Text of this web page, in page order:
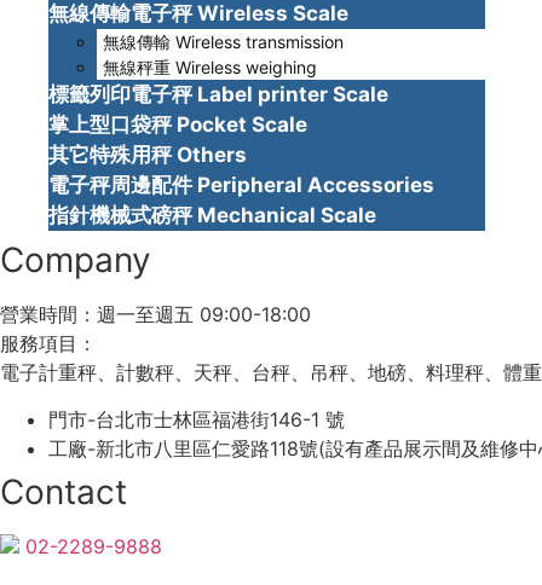
無線傳輸電子秤 Wireless Scale
無線傳輸 Wireless transmission
無線秤重 Wireless weighing
標籤列印電子秤 Label printer Scale
掌上型口袋秤 Pocket Scale
其它特殊用秤 Others
電子秤周邊配件 Peripheral Accessories
指針機械式磅秤 Mechanical Scale
Company
營業時間：週一至週五 09:00-18:00
服務項目：
電子計重秤、計數秤、天秤、台秤、吊秤、地磅、料理秤、體
門市-台北市士林區福港街146-1 號
工廠-新北市八里區仁愛路118號(設有產品展示間及維修
Contact
02-2289-9888